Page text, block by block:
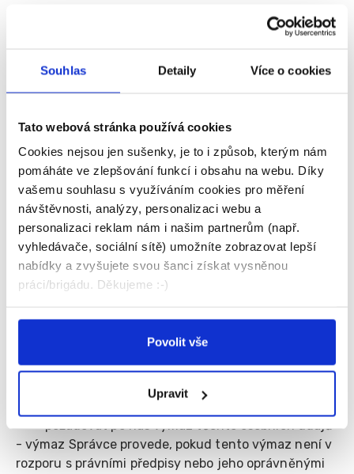
Souhlas Detaily Více o cookies
Tato webová stránka používá cookies
Cookies nejsou jen sušenky, je to i způsob, kterým nám
pomáháte ve zlepšování funkcí i obsahu na webu. Díky
vašemu souhlasu s využíváním cookies pro měření
návštěvnosti, analýzy, personalizaci webu a
personalizaci reklam nám i našim partnerům (např.
vyhledávače, sociální sítě) umožníte zobrazovat lepší
nabídky a zvyšujete svou šanci získat vysněnou
práci/brigádu. Děkujeme :-)
Povolit vše
Upravit
Společnost Fajn skupina pracovních portálů s.r.o.,
zapsaná u Krajského soudu v Ostravě, oddíl C, vložka
s.r.o., se sídlem Nymburk - Nymburk, Zbožská
1385/40, 28802, IČ: 247 42 252
c.Případně další poskytovatelé zpracovatelských
softwarů, služeb a aplikací, které však v současné
době Správce nevyužívá.
5.Vezměte, prosíme, na vědomí, že podle Nařízení
máte právo:
- vyžádat si u nás přístup k těmto údajům a tyto
požadovat omezení zpracování,
- požadovat po nás výmaz těchto osobních údajů
- výmaz Správce provede, pokud tento výmaz není v
rozporu s právními předpisy nebo jeho oprávněnými